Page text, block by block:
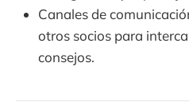
Canales de
otros socios para
consejos.